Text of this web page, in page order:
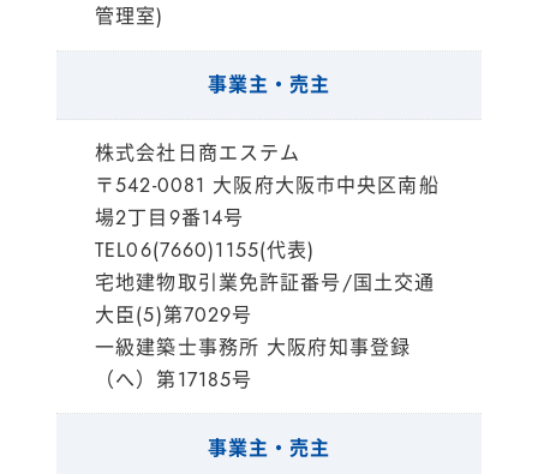
管理室)
事業主・売主
株式会社日商エステム
〒542-0081 大阪府大阪市中央区南船
場2丁目9番14号
TEL06(7660)1155(代表)
宅地建物取引業免許証番号/国土交通
大臣(5)第7029号
一級建築士事務所 大阪府知事登録
（へ）第17185号
事業主・売主